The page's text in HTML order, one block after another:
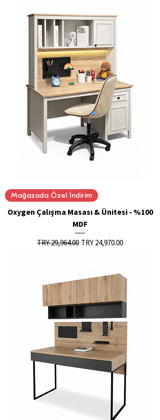
Mağazada Özel İndirim
Oxygen Çalışma Masası & Ünitesi - %100
MDF
Regular Price
TRY 29,964.00 Sale Price
TRY 24,970.00